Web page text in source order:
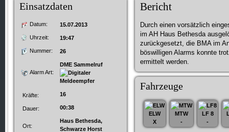
Einsatzdaten
Datum: 15.07.2013
Uhrzeit: 19:47
Nummer: 26
Alarm Art:
DME Sammelruf
Kräfte: 16
Dauer: 00:38
Ort:
Haus Bethesda,
Schwarze Horst
Bericht
Durch einen vorsätzlich
im AH Haus Bethesda
zurückgesetzt, die BMA im
böswilligen Alarms konnte
ermittelt werden.
Fahrzeuge
ELW
X
MTW
-
LF 8
-